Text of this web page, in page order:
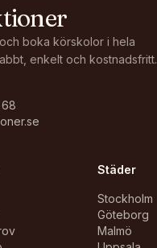
boka körskolor i hela
enkelt och kostnadsfritt.
Städer
Stockholm
Göteborg
Malmö